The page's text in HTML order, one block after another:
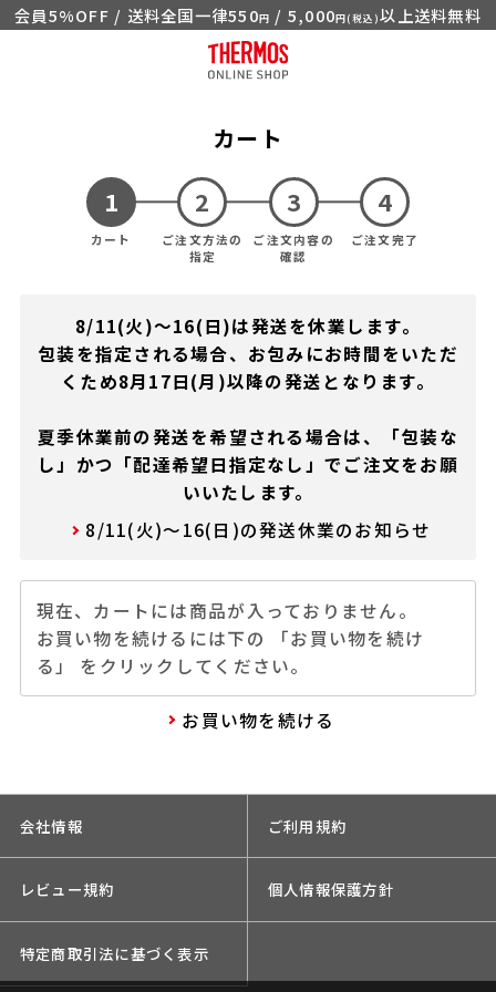
会員5%OFF / 送料全国一律550円 / 5,000円(税込)以上送料無料
カート
カート
ご注文方法の
指定
ご注文内容の
確認
ご注文完了
8/11(火)～16(日)は発送を休業します。
包装を指定される場合、お包みにお時間をいただ
くため8月17日(月)以降の発送となります。
夏季休業前の発送を希望される場合は、「包装な
し」かつ「配達希望日指定なし」でご注文をお願
いいたします。
8/11(火)～16(日)の発送休業のお知らせ
現在、カートには商品が入っておりません。
お買い物を続けるには下の 「お買い物を続け
る」 をクリックしてください。
お買い物を続ける
会社情報 ご利用規約
レビュー規約 個人情報保護方針
特定商取引法に基づく表示